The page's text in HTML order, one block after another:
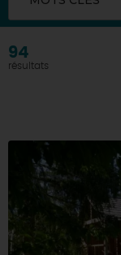
94
résultats